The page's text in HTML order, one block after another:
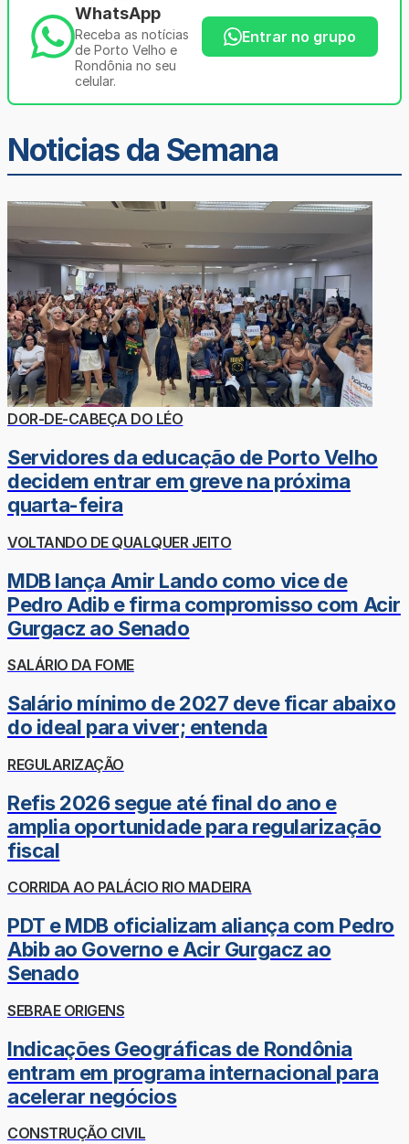
WhatsApp
Receba as notícias
de Porto Velho e
Rondônia no seu
celular.
Entrar no grupo
Noticias da Semana
DOR-DE-CABEÇA DO LÉO
Servidores da educação de Porto Velho
decidem entrar em greve na próxima
quarta-feira
VOLTANDO DE QUALQUER JEITO
MDB lança Amir Lando como vice de
Pedro Adib e firma compromisso com Acir
Gurgacz ao Senado
SALÁRIO DA FOME
Salário mínimo de 2027 deve ficar abaixo
do ideal para viver; entenda
REGULARIZAÇÃO
Refis 2026 segue até final do ano e
amplia oportunidade para regularização
fiscal
CORRIDA AO PALÁCIO RIO MADEIRA
PDT e MDB oficializam aliança com Pedro
Abib ao Governo e Acir Gurgacz ao
Senado
SEBRAE ORIGENS
Indicações Geográficas de Rondônia
entram em programa internacional para
acelerar negócios
CONSTRUÇÃO CIVIL